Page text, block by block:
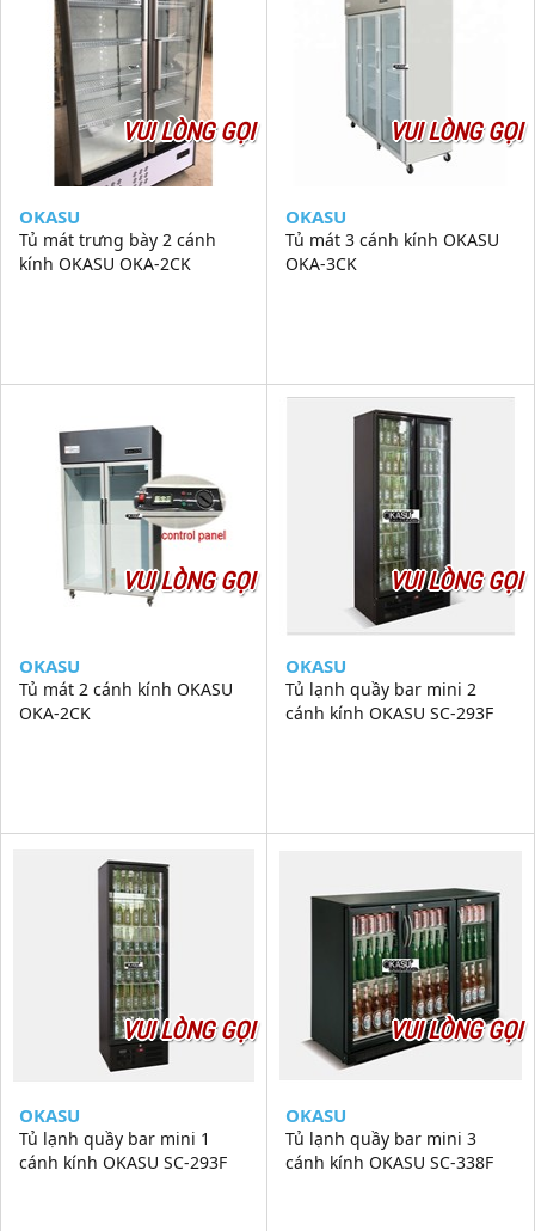
VUI LÒNG GỌI
OKASU
Tủ mát trưng bày 2 cánh
kính OKASU OKA-2CK
VUI LÒNG GỌI
OKASU
Tủ mát 3 cánh kính OKASU
OKA-3CK
VUI LÒNG GỌI
OKASU
Tủ mát 2 cánh kính OKASU
OKA-2CK
VUI LÒNG GỌI
OKASU
Tủ lạnh quầy bar mini 2
cánh kính OKASU SC-293F
VUI LÒNG GỌI
OKASU
Tủ lạnh quầy bar mini 1
cánh kính OKASU SC-293F
VUI LÒNG GỌI
OKASU
Tủ lạnh quầy bar mini 3
cánh kính OKASU SC-338F